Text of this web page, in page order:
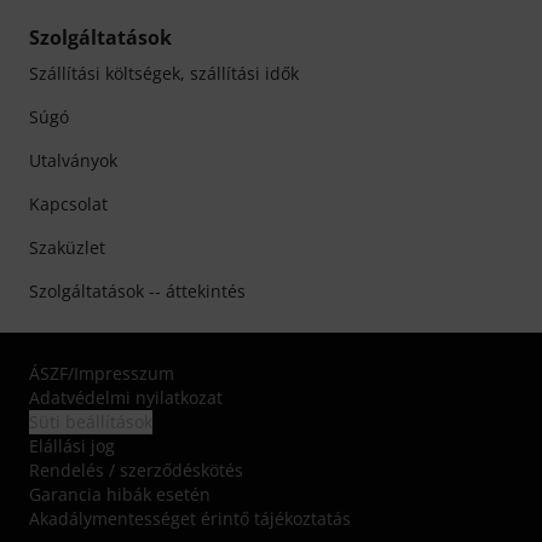
Szolgáltatások
Szállítási költségek, szállítási idők
Súgó
Utalványok
Kapcsolat
Szaküzlet
Szolgáltatások -- áttekintés
ÁSZF/Impresszum
Adatvédelmi nyilatkozat
Elállási jog
Rendelés / szerződéskötés
Garancia hibák esetén
Akadálymentességet érintő tájékoztatás